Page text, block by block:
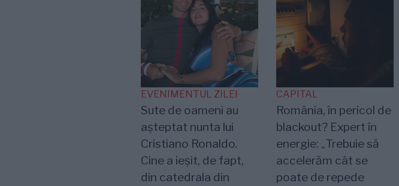
EVENIMENTUL ZILEI
Sute de oameni au
așteptat nunta lui
Cristiano Ronaldo.
Cine a ieșit, de fapt,
din catedrala din
CAPITAL
România, în pericol de
blackout? Expert în
energie: „Trebuie să
accelerăm cât se
poate de repede